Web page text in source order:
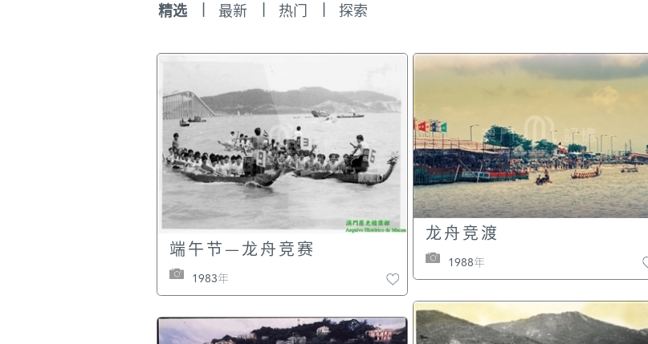
顿而逃遁。明朝遂关闭关闸，断绝澳门
East（1550—1770）, p. 114; 徐萨
精选 最新 热门 探索
端午节—龙舟竞赛
1983年
龙舟竞渡
1988年
议事亭前地的鼠年新春灯饰
新年食品